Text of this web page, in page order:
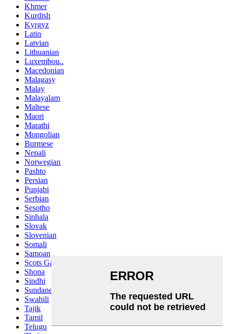
Khmer
Kurdish
Kyrgyz
Latin
Latvian
Lithuanian
Luxembou..
Macedonian
Malagasy
Malay
Malayalam
Maltese
Maori
Marathi
Mongolian
Burmese
Nepali
Norwegian
Pashto
Persian
Punjabi
Serbian
Sesotho
Sinhala
Slovak
Slovenian
Somali
Samoan
Scots Gaelic
Shona
Sindhi
Sundanese
Swahili
Tajik
Tamil
Telugu